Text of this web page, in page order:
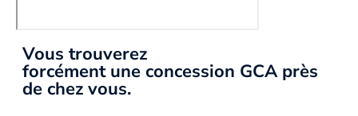
Vous trouverez
forcément une concession GCA près
de chez vous.